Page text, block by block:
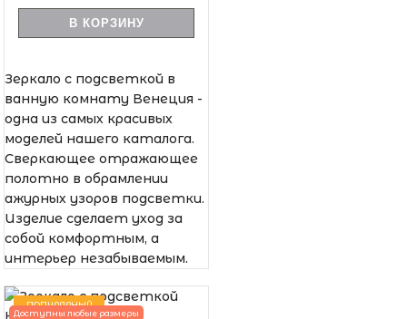
В КОРЗИНУ
Зеркало с подсветкой в
ванную комнату Венеция -
одна из самых красивых
моделей нашего каталога.
Сверкающее отражающее
полотно в обрамлении
ажурных узоров подсветки.
Изделие сделает уход за
собой комфортным, а
интерьер незабываемым.
ПОПУЛЯРНЫЙ
Доступны любые размеры